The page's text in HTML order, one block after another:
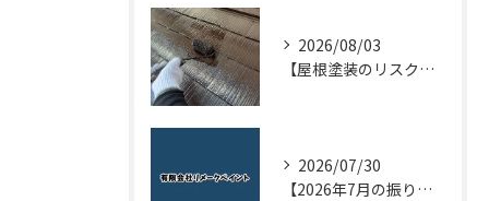
2026/08/03
【屋根塗装のリスクを下げる！】屋根の点検はドローンで！
2026/07/30
【2026年7月の振り返り】リメークペイントブログまとめ